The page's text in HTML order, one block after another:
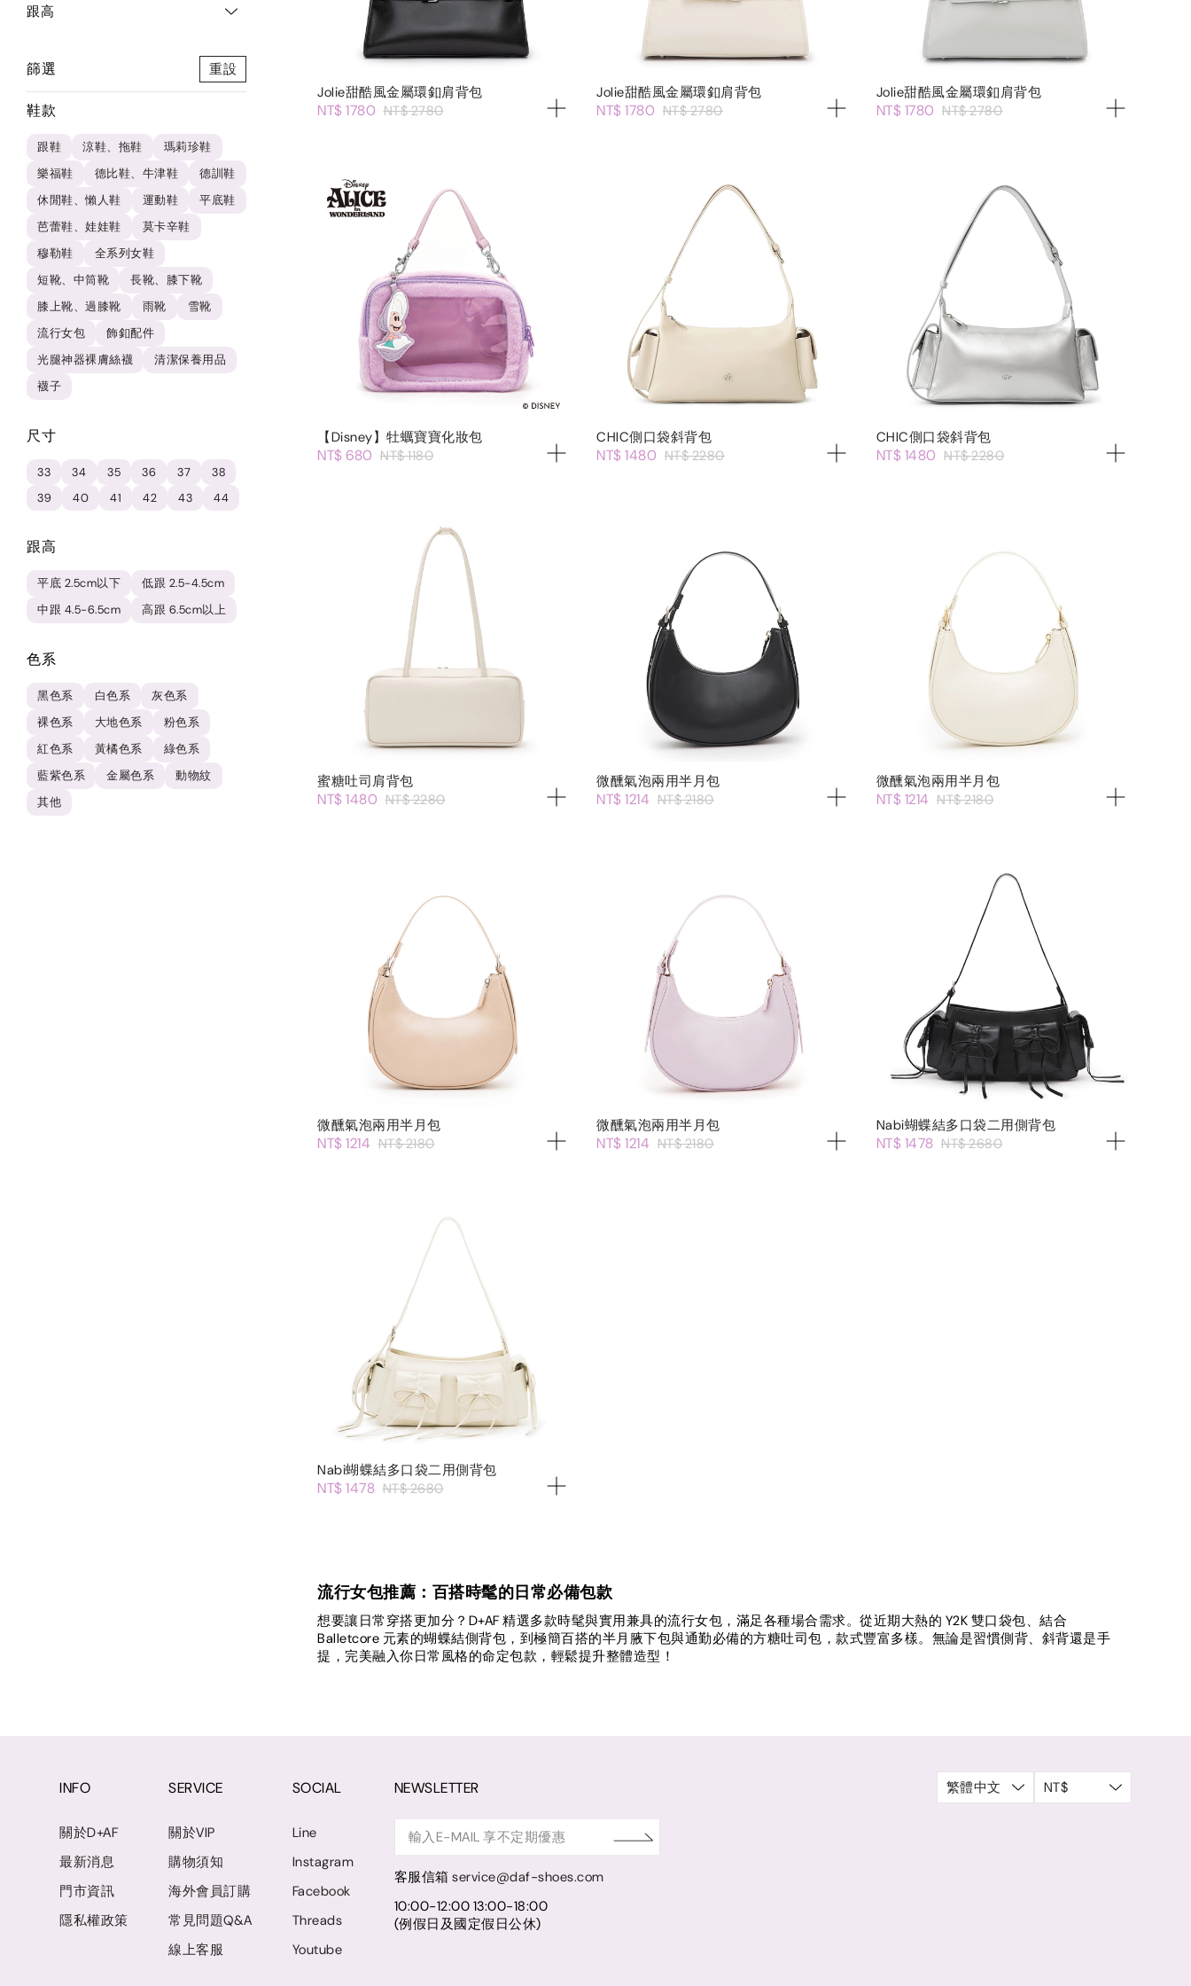
跟高
篩選 重設
鞋款
跟鞋 涼鞋、拖鞋
瑪莉珍鞋
樂福鞋
德比鞋、牛津鞋
德訓鞋
休閒鞋、懶人鞋
運動鞋
平底鞋
芭蕾鞋、娃娃鞋
莫卡辛鞋
穆勒鞋
全系列女鞋
短靴、中筒靴
長靴、膝下靴
膝上靴、過膝靴
雨靴
雪靴
流行女包
飾釦配件
光腿神器裸膚絲襪
清潔保養用品
襪子
尺寸
33 34 35 36 37
38
39
40 41 42 43 44
跟高
平底 2.5cm以下
低跟 2.5-4.5cm
中跟 4.5-6.5cm
高跟 6.5cm以上
色系
黑色系 白色系
灰色系
裸色系
大地色系
粉色系
紅色系
黃橘色系
綠色系
藍紫色系
金屬色系
動物紋
其他
Jolie甜酷風金屬環釦肩背包
NT$ 1780 NT$ 2780
Jolie甜酷風金屬環釦肩背包
NT$ 1780 NT$ 2780
Jolie甜酷風金屬環釦肩背包
NT$ 1780 NT$ 2780
【Disney】牡蠣寶寶化妝包
NT$ 680 NT$ 1180
CHIC側口袋斜背包
NT$ 1480 NT$ 2280
CHIC側口袋斜背包
NT$ 1480 NT$ 2280
蜜糖吐司肩背包
NT$ 1480 NT$ 2280
微醺氣泡兩用半月包
NT$ 1214 NT$ 2180
微醺氣泡兩用半月包
NT$ 1214 NT$ 2180
微醺氣泡兩用半月包
NT$ 1214 NT$ 2180
微醺氣泡兩用半月包
NT$ 1214 NT$ 2180
Nabi蝴蝶結多口袋二用側背包
NT$ 1478 NT$ 2680
Nabi蝴蝶結多口袋二用側背包
NT$ 1478 NT$ 2680
流行女包推薦：百搭時髦的日常必備包款
想要讓日常穿搭更加分？D+AF 精選多款時髦與實用兼具的流行女包，滿足各種場合需求。從近期大熱的 Y2K 雙口袋包、結合
Balletcore 元素的蝴蝶結側背包，到極簡百搭的半月腋下包與通勤必備的方糖吐司包，款式豐富多樣。無論是習慣側背、斜背還是手
提，完美融入你日常風格的命定包款，輕鬆提升整體造型！
INFO
關於D+AF
最新消息
門市資訊
隱私權政策
SERVICE
關於VIP
購物須知
海外會員訂購
常見問題Q&A
線上客服
SOCIAL
Line
Instagram
Facebook
Threads
Youtube
NEWSLETTER
客服信箱service@daf-shoes.com
10:00-12:00 13:00-18:00
(例假日及國定假日公休)